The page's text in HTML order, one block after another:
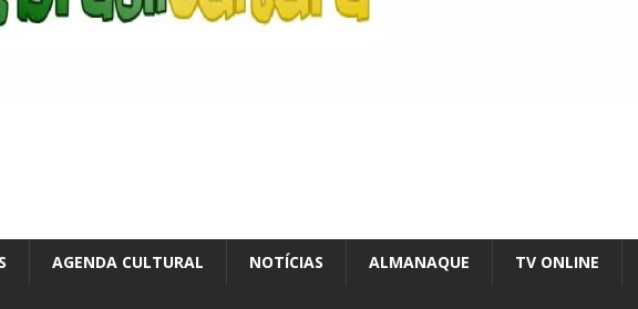
AGENDA CULTURAL NOTÍCIAS ALMANAQUE TV ONLINE